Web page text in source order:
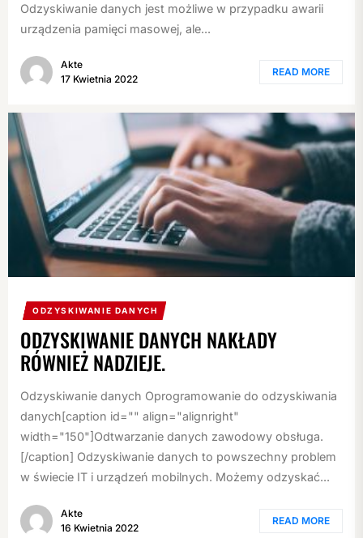
Odzyskiwanie danych jest możliwe w przypadku awarii
urządzenia pamięci masowej, ale...
Akte
17 Kwietnia 2022
READ MORE
ODZYSKIWANIE DANYCH
ODZYSKIWANIE DANYCH NAKŁADY
RÓWNIEŻ NADZIEJE.
Odzyskiwanie danych Oprogramowanie do odzyskiwania
danych[caption id="" align="alignright"
width="150"]Odtwarzanie danych zawodowy obsługa.
[/caption] Odzyskiwanie danych to powszechny problem
w świecie IT i urządzeń mobilnych. Możemy odzyskać...
Akte
16 Kwietnia 2022
READ MORE